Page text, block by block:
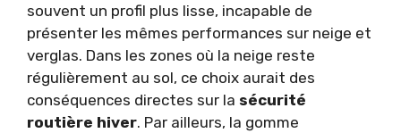
souvent un profil plus lisse, incapable de
présenter les mêmes performances sur neige et
verglas. Dans les zones où la neige reste
régulièrement au sol, ce choix aurait des
conséquences directes sur la sécurité
routière hiver. Par ailleurs, la gomme